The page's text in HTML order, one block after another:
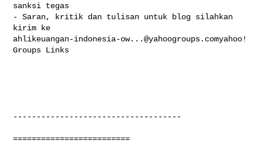
sanksi tegas
- Saran, kritik dan tulisan untuk blog silahkan
ahlikeuangan-indonesia-ow...@yahoogroups.comyahoo!
Groups Links
------------------------------------
=========================